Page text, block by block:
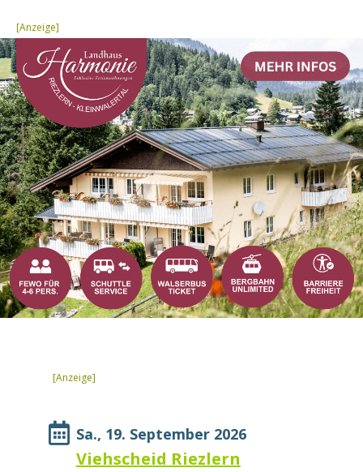
[Anzeige]
[Anzeige]
 Sa., 19. September 2026
Viehscheid Riezlern